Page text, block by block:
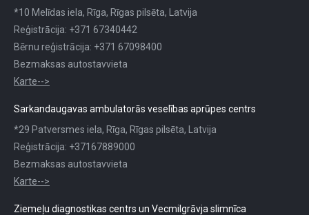
*10 Melīdas iela, Rīga, Rīgas pilsēta, Latvija
Reģistrācija: +371 67340442
Bērnu reģistrācija: +371 67098400
Bezmaksas autostavvieta
Karte-->
Sarkandaugavas ambulatorās veselības aprūpes centrs
*29 Patversmes iela, Rīga, Rīgas pilsēta, Latvija
Reģistrācija: +37167889000
Bezmaksas autostavvieta
Karte-->
Ziemeļu diagnostikas centrs un Vecmilgrāvja slimnīca